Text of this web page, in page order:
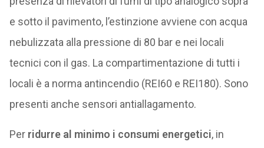
e sotto il pavimento, l’estinzione avviene con acqua
nebulizzata alla pressione di 80 bar e nei locali
tecnici con il gas. La compartimentazione di tutti i
locali è a norma antincendio (REI60 e REI180). Sono
presenti anche sensori antiallagamento.
Per ridurre al minimo i consumi energetici, in